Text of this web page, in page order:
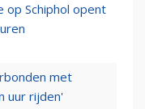
op Schiphol opent
met
uur rijden'